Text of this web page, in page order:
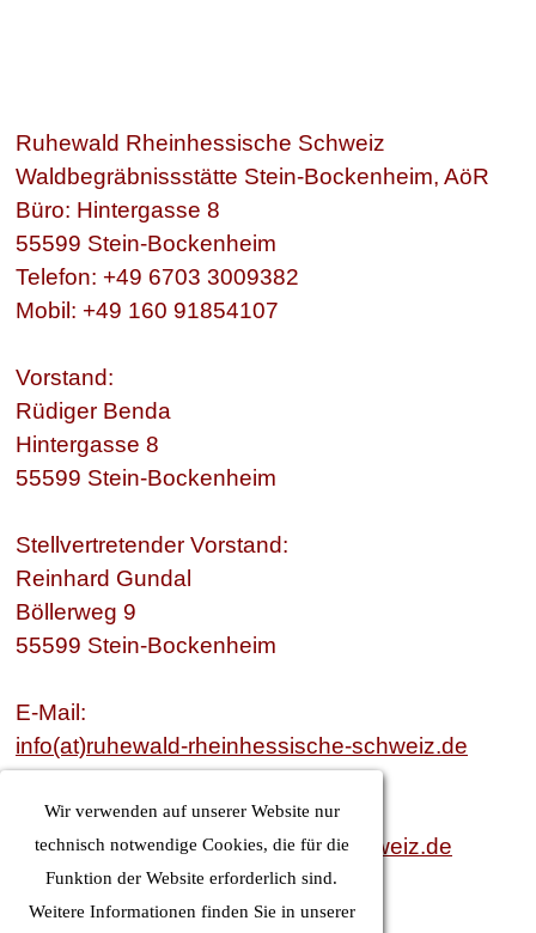
Wir verwenden auf unserer Website nur
technisch notwendige Cookies, die für die
Funktion der Website erforderlich sind.
Weitere Informationen finden Sie in unserer
Ruhewald Rheinhessische Schweiz
Waldbegräbnissstätte Stein-Bockenheim, AöR
Büro: Hintergasse 8
55599 Stein-Bockenheim
Telefon: +49 6703 3009382
Mobil: +49 160 91854107
Vorstand:
Rüdiger Benda
Hintergasse 8
55599 Stein-Bockenheim
Stellvertretender Vorstand:
Reinhard Gundal
Böllerweg 9
55599 Stein-Bockenheim
E-Mail:
info(at)ruhewald-rheinhessische-schweiz.de
Internet:
www.ruhewald-rheinhessische-schweiz.de
Handelsregisternummer: